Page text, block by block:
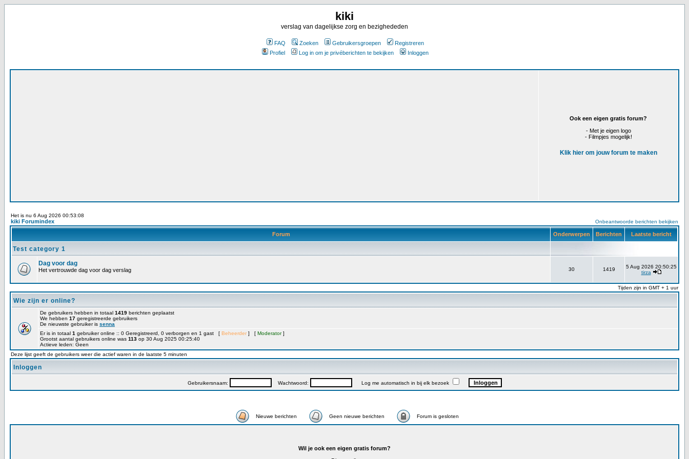
kiki
verslag van dagelijkse zorg en bezighededen
FAQ Zoeken Gebruikersgroepen
Registreren
Profiel
Log in om je privéberichten te bekijken Inloggen
Ook een eigen gratis forum?
- Met je eigen logo
- Filmpjes mogelijk!
Klik hier om jouw forum te maken
Het is nu 6 Aug 2026 00:53:08
kiki Forumindex Onbeantwoorde berichten bekijken
Forum Onderwerpen Berichten Laatste bericht
Test category 1
Dag voor dag
Het vertrouwde dag voor dag verslag 30 1419
5 Aug 2026 20:50:25
tirza
Tijden zijn in GMT + 1 uur
Wie zijn er online?
De gebruikers hebben in totaal 1419 berichten geplaatst
We hebben 17 geregistreerde gebruikers
De nieuwste gebruiker is senna
Er is in totaal 1 gebruiker online :: 0 Geregistreerd, 0 verborgen en 1 gast [ Beheerder ] [ Moderator]
Grootst aantal gebruikers online was 113 op 30 Aug 2025 00:25:40
Actieve leden: Geen
Deze lijst geeft de gebruikers weer die actief waren in de laatste 5 minuten
Inloggen
Gebruikersnaam: Wachtwoord: Log me automatisch in bij elk bezoek
Nieuwe berichten Geen nieuwe berichten Forum is gesloten
Wil je ook een eigen gratis forum?